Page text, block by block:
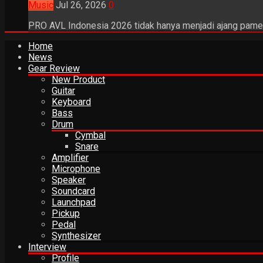
Music Jul 26, 2026 0
PRO AVL Indonesia 2026 tidak hanya menjadi ajang
Home
News
Gear Review
New Product
Guitar
Keyboard
Bass
Drum
Cymbal
Snare
Amplifier
Microphone
Speaker
Soundcard
Launchpad
Pickup
Pedal
Synthesizer
Interview
Profile